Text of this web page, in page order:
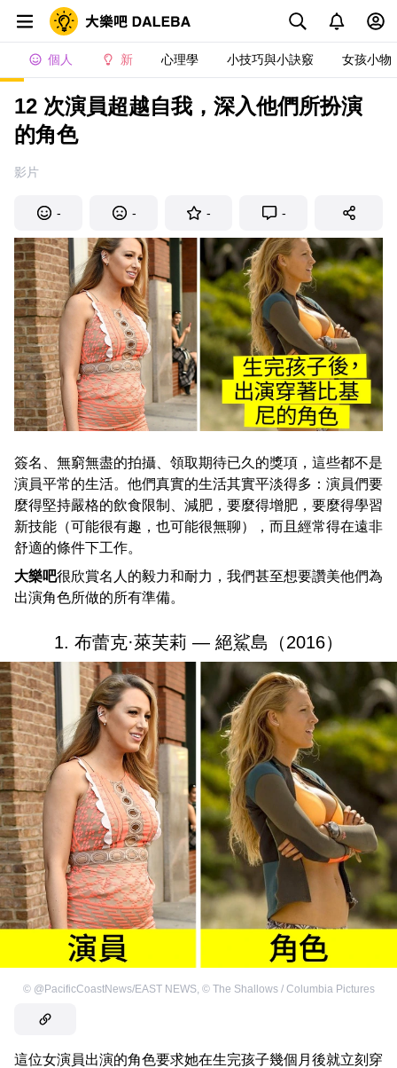
個人 新 心理學 小技巧與小訣竅 女孩小物
12 次演員超越自我，深入他們所扮演
的角色
影片
- - - -
簽名、無窮無盡的拍攝、領取期待已久的獎項，這些都不是
演員平常的生活。他們真實的生活其實平淡得多：演員們要
麼得堅持嚴格的飲食限制、減肥，要麼得增肥，要麼得學習
新技能（可能很有趣，也可能很無聊），而且經常得在遠非
舒適的條件下工作。
大樂吧很欣賞名人的毅力和耐力，我們甚至想要讚美他們為
出演角色所做的所有準備。
1. 布蕾克·萊芙莉 — 絕鯊島（2016）
© @PacificCoastNews/EAST NEWS, © The Shallows / Columbia Pictures
這位女演員出演的角色要求她在生完孩子幾個月後就立刻穿